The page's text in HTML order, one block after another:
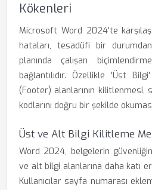
Kökenleri
Microsoft Word 2024'te
hataları, tesadüfi bir durumdan
planında çalışan
bağlantılıdır. Özellikle 'Üst
(Footer) alanlarının kilitlenmesi,
kodlarını doğru bir şekilde
Üst ve Alt Bilgi Kilitleme
Word 2024, belgelerin
ve alt bilgi alanlarına daha katı
Kullanıcılar sayfa numarası